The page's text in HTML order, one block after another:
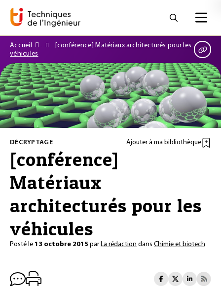
Accueil
[conférence] Matériaux architecturés pour les
véhicules
DÉCRYPTAGE Ajouter à ma bibliothèque
[conférence]
Matériaux
architecturés pour les
véhicules
Posté le 13 octobre 2015 par La rédaction dans Chimie et biotech